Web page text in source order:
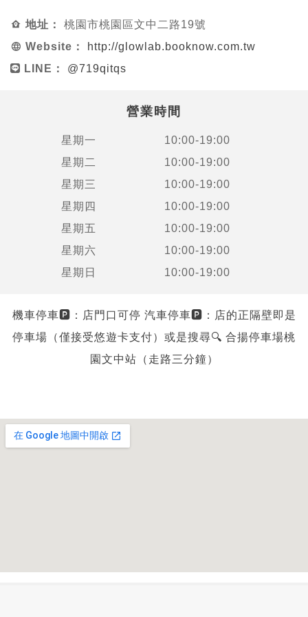
地址：
桃園市桃園區文中二路19號
Website：
http://glowlab.booknow.com.tw
LINE：
@719qitqs
營業時間
星期一
10:00-19:00
星期二
10:00-19:00
星期三
10:00-19:00
星期四
10:00-19:00
星期五
10:00-19:00
星期六
10:00-19:00
星期日
10:00-19:00
機車停車🅿️：店門口可停 汽車停車🅿️：店的正隔壁即是
停車場（僅接受悠遊卡支付）或是搜尋🔍 合揚停車場桃
園文中站（走路三分鐘）